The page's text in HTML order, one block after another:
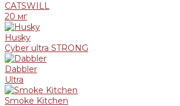
CATSWILL
20 мг
Husky
Cyber ultra STRONG
Dabbler
Ultra
Smoke Kitchen